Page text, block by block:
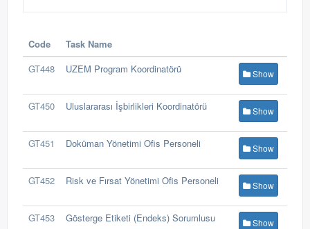
Code
Task Name
GT448
UZEM Program Koordinatörü Show
GT450 Uluslararası İşbirlikleri Koordinatörü Show
GT451 Doküman Yönetimi Ofis Personeli Show
GT452 Risk ve Fırsat Yönetimi Ofis Personeli Show
GT453 Gösterge Etiketi (Endeks) Sorumlusu Show